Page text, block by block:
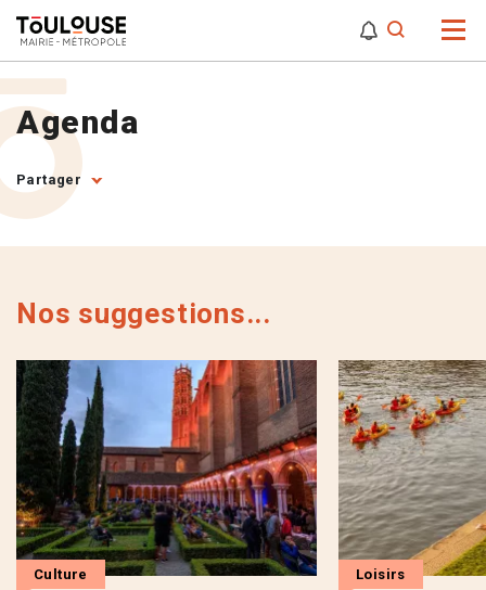
Agenda
Partager
Nos suggestions...
Culture Loisirs